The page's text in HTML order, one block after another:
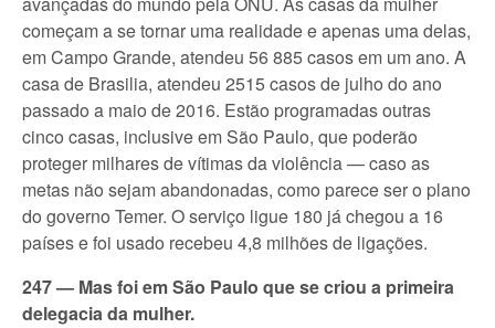
começam a se tornar uma realidade e apenas uma delas,
em Campo Grande, atendeu 56 885 casos em um ano. A
casa de Brasilia, atendeu 2515 casos de julho do ano
passado a maio de 2016. Estão programadas outras
cinco casas, inclusive em São Paulo, que poderão
proteger milhares de vítimas da violência — caso as
metas não sejam abandonadas, como parece ser o plano
do governo Temer. O serviço ligue 180 já chegou a 16
países e foi usado recebeu 4,8 milhões de ligações.
247 — Mas foi em São Paulo que se criou a primeira
delegacia da mulher.